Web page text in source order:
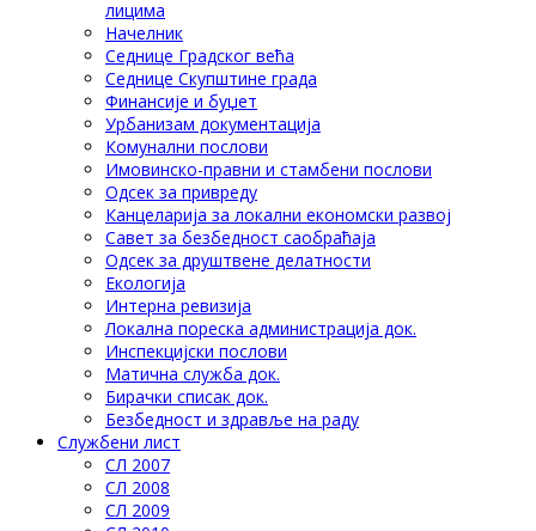
лицима
Начелник
Седнице Градског већа
Седнице Скупштине града
Финансије и буџет
Урбанизам документација
Комунални послови
Имовинско-правни и стамбени послови
Одсек за привреду
Канцеларија за локални економски развој
Савет за безбедност саобраћаја
Одсек за друштвене делатности
Eкологија
Интерна ревизија
Локална пореска администрација док.
Инспекцијски послови
Матична служба док.
Бирачки списак док.
Безбедност и здравље на раду
Службени лист
СЛ 2007
СЛ 2008
СЛ 2009